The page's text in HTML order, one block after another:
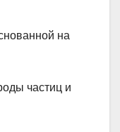
на
частиц и